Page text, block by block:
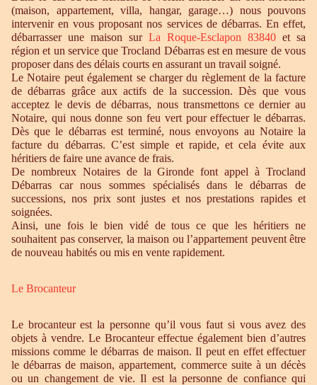
(maison, appartement, villa, hangar, garage…) nous pouvons
intervenir en vous proposant nos services de débarras. En effet,
débarrasser une maison sur La Roque-Esclapon 83840 et sa
région et un service que Trocland Débarras est en mesure de vous
proposer dans des délais courts en assurant un travail soigné.
Le Notaire peut également se charger du règlement de la facture
de débarras grâce aux actifs de la succession. Dès que vous
acceptez le devis de débarras, nous transmettons ce dernier au
Notaire, qui nous donne son feu vert pour effectuer le débarras.
Dès que le débarras est terminé, nous envoyons au Notaire la
facture du débarras. C’est simple et rapide, et cela évite aux
héritiers de faire une avance de frais.
De nombreux Notaires de la Gironde font appel à Trocland
Débarras car nous sommes spécialisés dans le débarras de
successions, nos prix sont justes et nos prestations rapides et
soignées.
Ainsi, une fois le bien vidé de tous ce que les héritiers ne
souhaitent pas conserver, la maison ou l’appartement peuvent être
de nouveau habités ou mis en vente rapidement.
Le Brocanteur
Le brocanteur est la personne qu’il vous faut si vous avez des
objets à vendre. Le Brocanteur effectue également bien d’autres
missions comme le débarras de maison. Il peut en effet effectuer
le débarras de maison, appartement, commerce suite à un décès
ou un changement de vie. Il est la personne de confiance qui